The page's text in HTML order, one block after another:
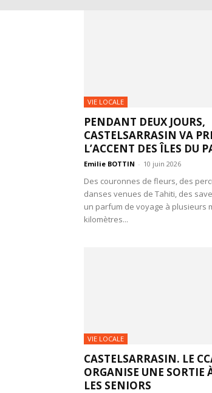
VIE LOCALE
PENDANT DEUX JOURS,
CASTELSARRASIN VA
L’ACCENT DES ÎLES DU
Emilie BOTTIN - 10 juin 2026
Des couronnes de fleurs, des
danses venues de Tahiti, des
un parfum de voyage à plusieurs
kilomètres...
VIE LOCALE
CASTELSARRASIN. LE
ORGANISE UNE SORTIE
LES SENIORS